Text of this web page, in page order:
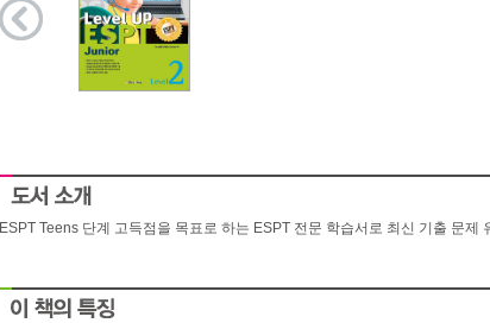
ESPT Teens 단계 고득점을 목표로 하는 ESPT 전문 학습서로 최신 기출 문제